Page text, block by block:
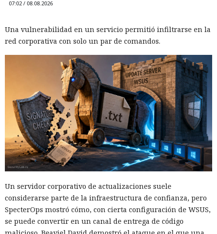
07:02 / 08.08.2026
Una vulnerabilidad en un servicio permitió infiltrarse en la
red corporativa con solo un par de comandos.
Un servidor corporativo de actualizaciones suele
considerarse parte de la infraestructura de confianza, pero
SpecterOps mostró cómo, con cierta configuración de WSUS,
se puede convertir en un canal de entrega de código